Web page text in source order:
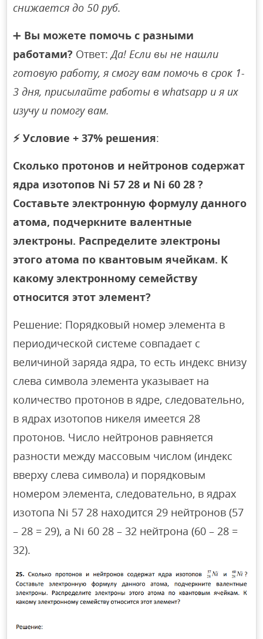
снижается до 50 руб.
➕ Вы можете помочь с разными
работами? Ответ:Да! Если вы не нашли
готовую работу, я смогу вам помочь в срок 1-
3 дня, присылайте работы в whatsapp и я их
изучу и помогу вам.
⚡ Условие + 37% решения:
Сколько протонов и нейтронов содержат
ядра изотопов Ni 57 28 и Ni 60 28 ?
Составьте электронную формулу данного
атома, подчеркните валентные
электроны. Распределите электроны
этого атома по квантовым ячейкам. К
какому электронному семейству
относится этот элемент?
Решение: Порядковый номер элемента в
периодической системе совпадает с
величиной заряда ядра, то есть индекс внизу
слева символа элемента указывает на
количество протонов в ядре, следовательно,
в ядрах изотопов никеля имеется 28
протонов. Число нейтронов равняется
разности между массовым числом (индекс
вверху слева символа) и порядковым
номером элемента, следовательно, в ядрах
изотопа Ni 57 28 находится 29 нейтронов (57
– 28 = 29), а Ni 60 28 – 32 нейтрона (60 – 28 =
32).